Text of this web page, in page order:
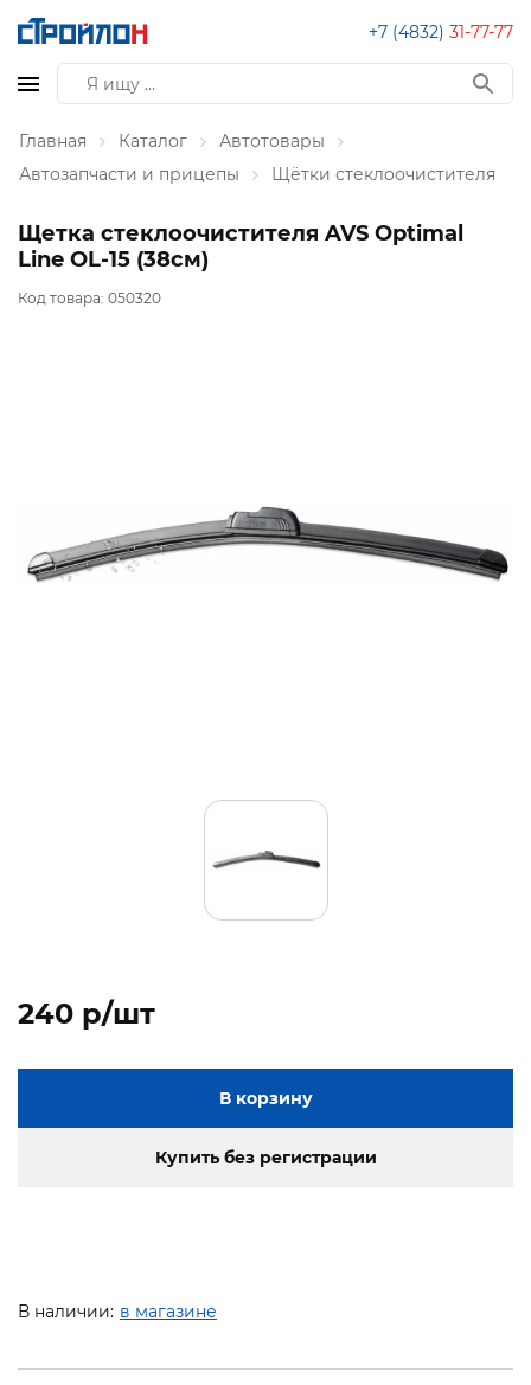
+7 (4832) 31-77-77
Главная Каталог
Автотовары
Автозапчасти и прицепы
Щётки стеклоочистителя
Щетка стеклоочистителя AVS Optimal
Line OL-15 (38см)
Код товара: 050320
240 p/шт
В корзину
Купить без регистрации
В наличии: в магазине